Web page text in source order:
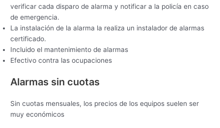
verificar cada disparo de alarma y notificar a la policía en caso
de emergencia.
La instalación de la alarma la realiza un instalador de alarmas
certificado.
Incluido el mantenimiento de alarmas
Efectivo contra las ocupaciones
Alarmas sin cuotas
Sin cuotas mensuales, los precios de los equipos suelen ser
muy económicos